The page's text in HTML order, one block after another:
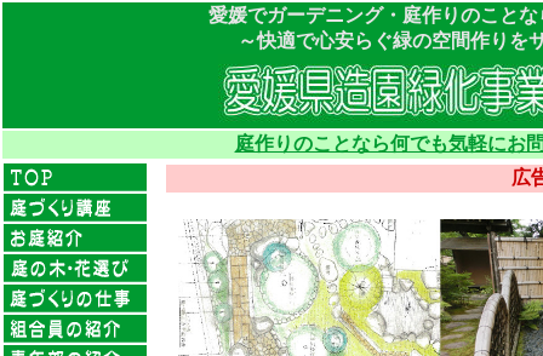
愛媛でガーデニング・庭作りのこと
～快適で心安らぐ緑の空間作りを
庭作りのことなら何でも気軽にお
広